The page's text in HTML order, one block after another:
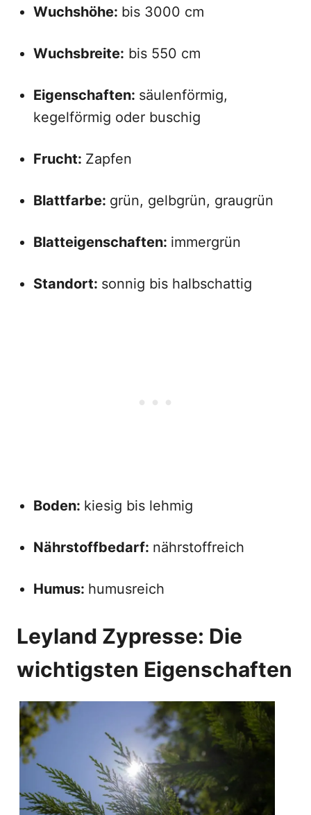
Wuchshöhe: bis 3000 cm
Wuchsbreite: bis 550 cm
Eigenschaften: säulenförmig,
kegelförmig oder buschig
Frucht: Zapfen
Blattfarbe: grün, gelbgrün, graugrün
Blatteigenschaften: immergrün
Standort: sonnig bis halbschattig
Boden: kiesig bis lehmig
Nährstoffbedarf: nährstoffreich
Humus: humusreich
Leyland Zypresse: Die
wichtigsten Eigenschaften